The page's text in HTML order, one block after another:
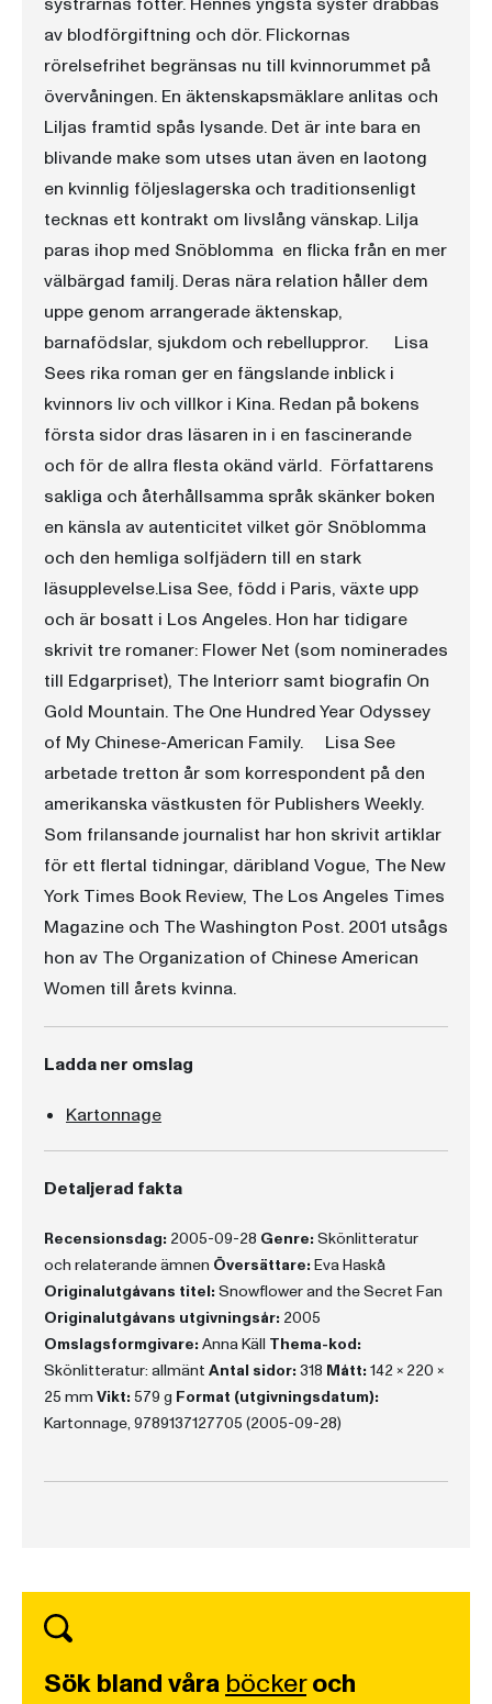
av blodförgiftning och dör. Flickornas
rörelsefrihet begränsas nu till kvinnorummet på
övervåningen. En äktenskapsmäklare anlitas och
Liljas framtid spås lysande. Det är inte bara en
blivande make som utses utan även en laotong 
en kvinnlig följeslagerska och traditionsenligt
tecknas ett kontrakt om livslång vänskap. Lilja
paras ihop med Snöblomma  en flicka från en mer
välbärgad familj. Deras nära relation håller dem
uppe genom arrangerade äktenskap,
barnafödslar, sjukdom och rebelluppror. Lisa
Sees rika roman ger en fängslande inblick i
kvinnors liv och villkor i Kina. Redan på bokens
första sidor dras läsaren in i en fascinerande 
och för de allra flesta okänd värld. Författarens
sakliga och återhållsamma språk skänker boken
en känsla av autenticitet vilket gör Snöblomma
och den hemliga solfjädern till en stark
läsupplevelse.Lisa See, född i Paris, växte upp
och är bosatt i Los Angeles. Hon har tidigare
skrivit tre romaner: Flower Net (som nominerades
till Edgarpriset), The Interiorr samt biografin On
Gold Mountain. The One Hundred Year Odyssey
of My Chinese-American Family. Lisa See
arbetade tretton år som korrespondent på den
amerikanska västkusten för Publishers Weekly.
Som frilansande journalist har hon skrivit artiklar
för ett flertal tidningar, däribland Vogue, The New
York Times Book Review, The Los Angeles Times
Magazine och The Washington Post. 2001 utsågs
hon av The Organization of Chinese American
Women till årets kvinna.
Ladda ner omslag
Kartonnage
Detaljerad fakta
Recensionsdag: 2005-09-28 Genre: Skönlitteratur
och relaterande ämnen Översättare: Eva Haskå
Originalutgåvans titel: Snowflower and the Secret Fan
Originalutgåvans utgivningsår: 2005
Omslagsformgivare: Anna Käll Thema-kod:
Skönlitteratur: allmänt Antal sidor: 318 Mått: 142 x 220 x
25 mm Vikt: 579 g Format (utgivningsdatum):
Kartonnage, 9789137127705 (2005-09-28)
Sök bland våra böckeroch